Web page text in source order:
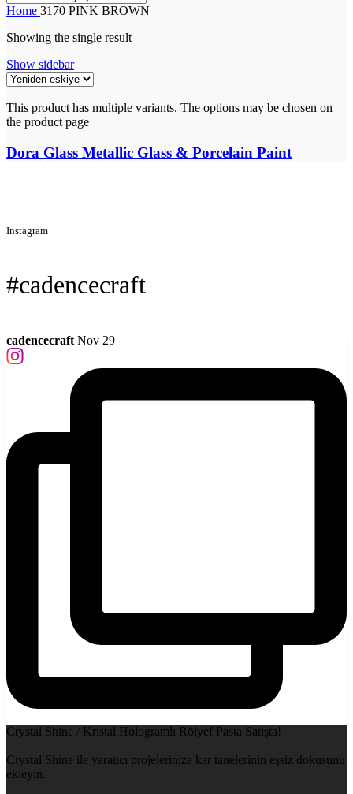
Home 3170 PINK BROWN
Showing the single result
Show sidebar
This product has multiple variants. The options may be chosen on
the product page
Dora Glass Metallic Glass & Porcelain Paint
Instagram
#cadencecraft
cadencecraft Nov 29
Crystal Shine / Kristal Hologramlı Rölyef Pasta Satışta!
Crystal Shine ile yaratıcı projelerinize kar tanelerinin eşsiz dokusunu
ekleyin.